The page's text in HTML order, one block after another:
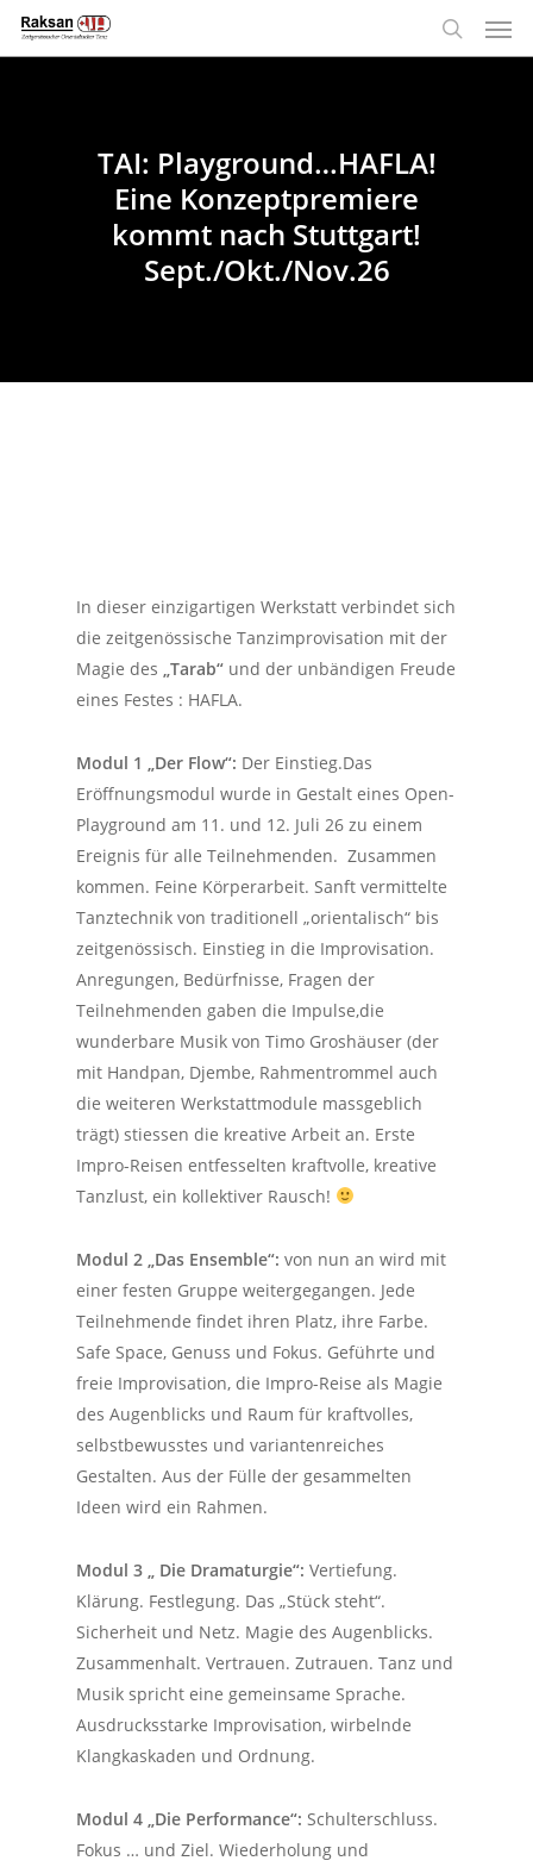
Skip
search
TAI: Playground…HAFLA!
Eine Konzeptpremiere
kommt nach Stuttgart!
Sept./Okt./Nov.26
In dieser einzigartigen Werkstatt verbindet sich
die zeitgenössische Tanzimprovisation mit der
Magie des „Tarab“ und der unbändigen Freude
eines Festes : HAFLA.
Modul 1 „Der Flow“: Der Einstieg.Das
Eröffnungsmodul wurde in Gestalt eines Open-
Playground am 11. und 12. Juli 26 zu einem
Ereignis für alle Teilnehmenden. Zusammen
kommen. Feine Körperarbeit. Sanft vermittelte
Tanztechnik von traditionell „orientalisch“ bis
zeitgenössisch. Einstieg in die Improvisation.
Anregungen, Bedürfnisse, Fragen der
Teilnehmenden gaben die Impulse,die
wunderbare Musik von Timo Groshäuser (der
mit Handpan, Djembe, Rahmentrommel auch
die weiteren Werkstattmodule massgeblich
trägt) stiessen die kreative Arbeit an. Erste
Impro-Reisen entfesselten kraftvolle, kreative
Tanzlust, ein kollektiver Rausch!
Modul 2 „Das Ensemble“: von nun an wird mit
einer festen Gruppe weitergegangen. Jede
Teilnehmende findet ihren Platz, ihre Farbe.
Safe Space, Genuss und Fokus. Geführte und
freie Improvisation, die Impro-Reise als Magie
des Augenblicks und Raum für kraftvolles,
selbstbewusstes und variantenreiches
Gestalten. Aus der Fülle der gesammelten
Ideen wird ein Rahmen.
Modul 3 „ Die Dramaturgie“: Vertiefung.
Klärung. Festlegung. Das „Stück steht“.
Sicherheit und Netz. Magie des Augenblicks.
Zusammenhalt. Vertrauen. Zutrauen. Tanz und
Musik spricht eine gemeinsame Sprache.
Ausdrucksstarke Improvisation, wirbelnde
Klangkaskaden und Ordnung.
Modul 4 „Die Performance“: Schulterschluss.
Fokus … und Ziel. Wiederholung und